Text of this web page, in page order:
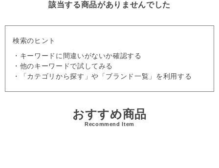
該当する商品がありませんでした
検索のヒント
・キーワードに間違いがないか確認する
・他のキーワードで試してみる
・「カテゴリから探す」や「ブランド一覧」を利用する
おすすめ商品
Recommend Item